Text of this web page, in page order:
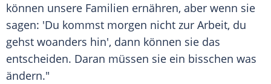
können unsere Familien ernähren, aber wenn sie
sagen: 'Du kommst morgen nicht zur Arbeit, du
gehst woanders hin', dann können sie das
entscheiden. Daran müssen sie ein bisschen was
ändern."